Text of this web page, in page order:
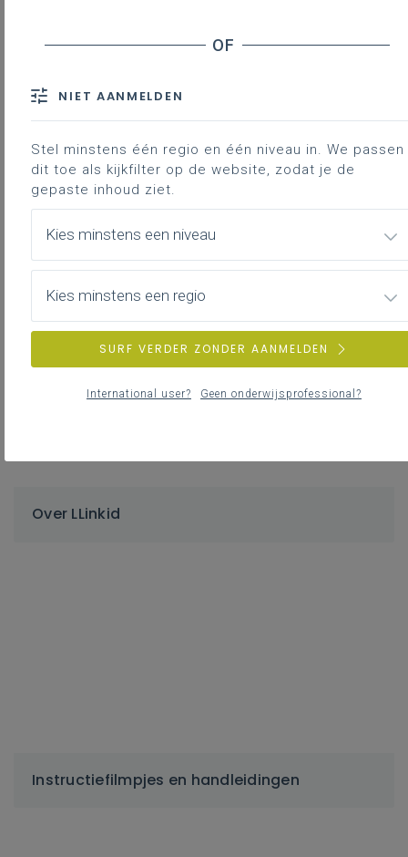
Over LLinkid
Instructiefilmpjes en handleidingen
NIET AANMELDEN
Stel minstens één regio en één niveau in. We passen
dit toe als kijkfilter op de website, zodat je de
gepaste inhoud ziet.
Kies minstens een niveau
Kies minstens een regio
SURF VERDER ZONDER AANMELDEN
International user? Geen onderwijsprofessional?